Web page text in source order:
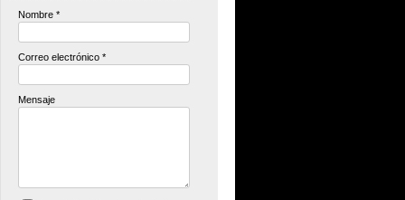
Nombre *
Correo electrónico *
Mensaje